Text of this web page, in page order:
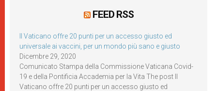
FEED RSS
Il Vaticano offre 20 punti per un accesso giusto ed
universale ai vaccini, per un mondo più sano e giusto
Dicembre 29, 2020
Comunicato Stampa della Commissione Vaticana Covid-
19 e della Pontificia Accademia per la Vita The post Il
Vaticano offre 20 punti per un accesso giusto ed